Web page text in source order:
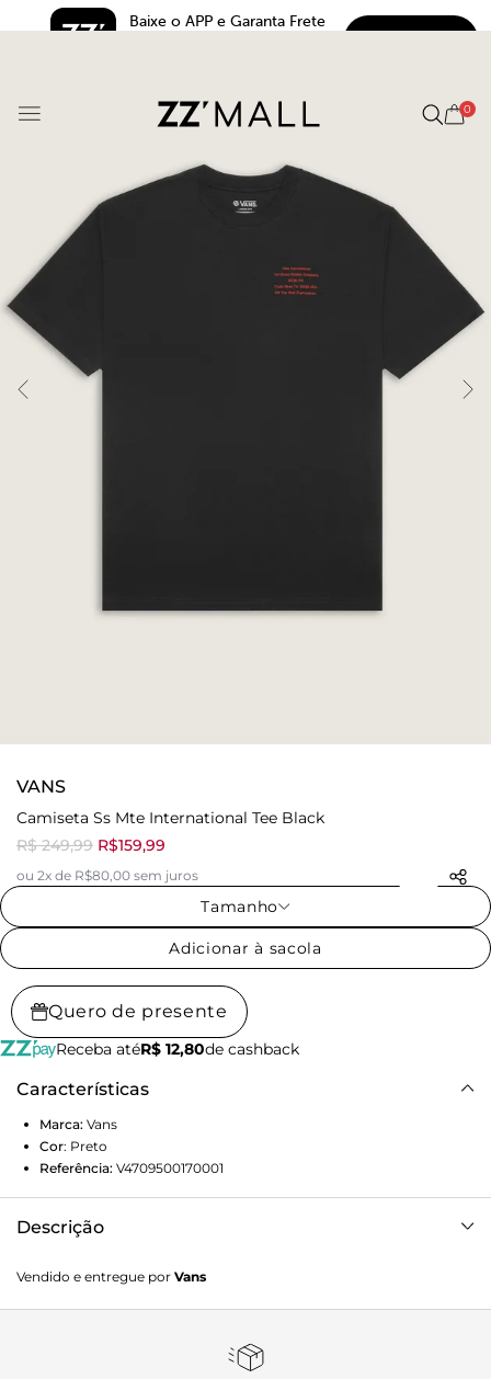
Baixe o APP e Garanta Frete
0
VANS
Camiseta Ss Mte International Tee Black
R$ 249,99 R$159,99
ou 2x de R$80,00 sem juros
Tamanho
Adicionar à sacola
Quero de presente
Receba atéR$ 12,80de cashback
Características
Marca: Vans
Cor: Preto
Referência: V4709500170001
Descrição
rua e nos esportes de ação. Com estampa frontal do
manifesto com assinatura Vans MTE Internacional, na altura
em tamanho maior e centralizada, dentro de uma
Vendido e entregue por Vans